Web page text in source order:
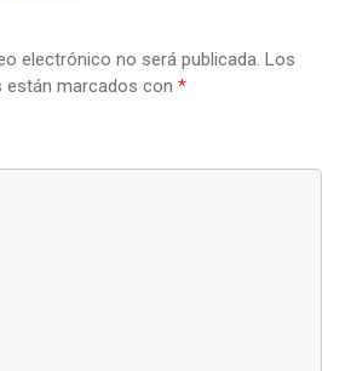
electrónico no será publicada. Los
marcados con *